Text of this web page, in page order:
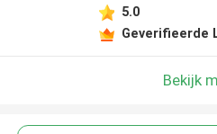
5.0
Geverifieerde
Bekijk